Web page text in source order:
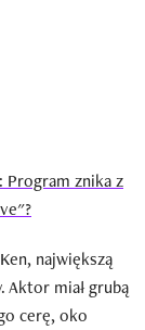
znika z
największą
Aktor miał grubą
cerę, oko